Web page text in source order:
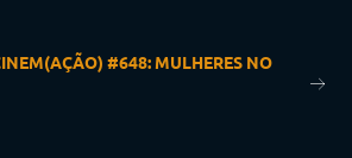
#648: MULHERES NO